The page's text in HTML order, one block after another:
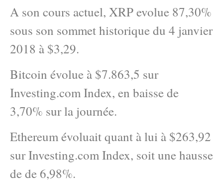
A son cours actuel, XRP evolue 87,30%
sous son sommet historique du 4 janvier
2018 à $3,29.
Bitcoin évolue à $7.863,5 sur
Investing.com Index, en baisse de
3,70% sur la journée.
Ethereum évoluait quant à lui à $263,92
sur Investing.com Index, soit une hausse
de de 6,98%.